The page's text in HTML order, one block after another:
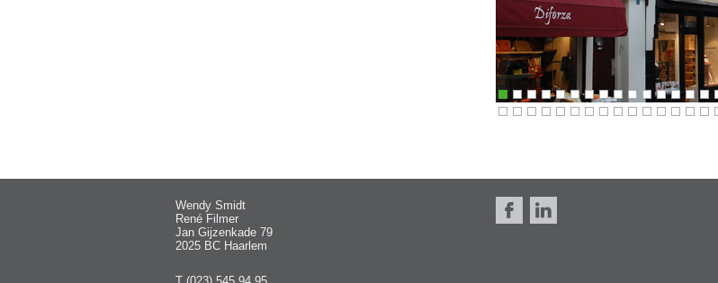
Wendy Smidt
René Filmer
Jan Gijzenkade 79
2025 BC Haarlem